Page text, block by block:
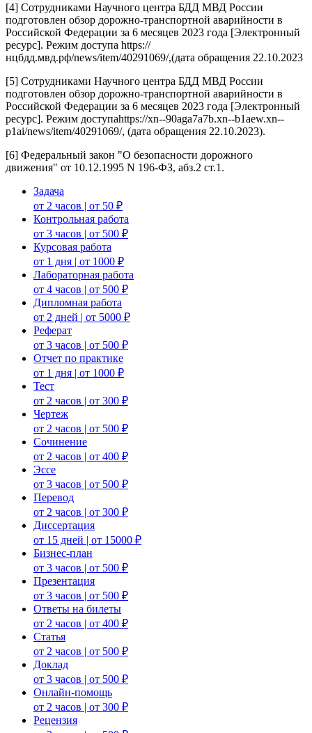
[4] Сотрудниками Научного центра БДД МВД России
подготовлен обзор дорожно-транспортной аварийности в
Российской Федерации за 6 месяцев 2023 года [Электронный
ресурс]. Режим доступа https://
нцбдд.мвд.рф/news/item/40291069/,(дата обращения 22.10.2023
[5] Сотрудниками Научного центра БДД МВД России
подготовлен обзор дорожно-транспортной аварийности в
Российской Федерации за 6 месяцев 2023 года [Электронный
ресурс]. Режим доступаhttps://xn--90aga7a7b.xn--b1aew.xn--
p1ai/news/item/40291069/, (дата обращения 22.10.2023).
[6] Федеральный закон "О безопасности дорожного
движения" от 10.12.1995 N 196-ФЗ, абз.2 ст.1.
Задача
от 2 часов | от 50 ₽
Контрольная работа
от 3 часов | от 500 ₽
Курсовая работа
от 1 дня | от 1000 ₽
Лабораторная работа
от 4 часов | от 500 ₽
Дипломная работа
от 2 дней | от 5000 ₽
Реферат
от 3 часов | от 500 ₽
Отчет по практике
от 1 дня | от 1000 ₽
Тест
от 2 часов | от 300 ₽
Чертеж
от 2 часов | от 500 ₽
Сочинение
от 2 часов | от 400 ₽
Эссе
от 3 часов | от 500 ₽
Перевод
от 2 часов | от 300 ₽
Диссертация
от 15 дней | от 15000 ₽
Бизнес-план
от 3 часов | от 500 ₽
Презентация
от 3 часов | от 500 ₽
Ответы на билеты
от 2 часов | от 400 ₽
Статья
от 2 часов | от 500 ₽
Доклад
от 3 часов | от 500 ₽
Онлайн-помощь
от 2 часов | от 300 ₽
Рецензия